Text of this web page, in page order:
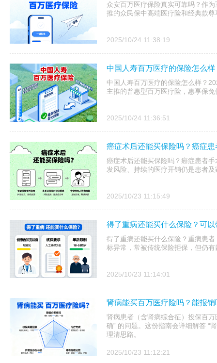
众安百万医疗保险真实可靠吗？作
推的众民保中高端医疗险和经典款
2025/10/24 11:38:19
中国人寿百万医疗的保险怎么
中国人寿百万医疗的保险怎么样？
主推的普惠型百万医疗险，惠享保
2025/10/24 11:36:51
癌症术后还能买保险吗？癌症
癌症术后还能买保险吗？癌症患者
发风险、持续的医疗开销仍是患者
2025/10/23 11:15:49
得了重病还能买什么保险？可
得了重病还能买什么保险？重病患
标异常，常被传统保险拒保，但仍
2025/10/23 11:14:01
肾病能买百万医疗险吗？能报
肾病患者（含肾病综合征）投保百万
确” 的问题。这份指南会详细解答 “
理清思路。
2025/10/23 11:12:21